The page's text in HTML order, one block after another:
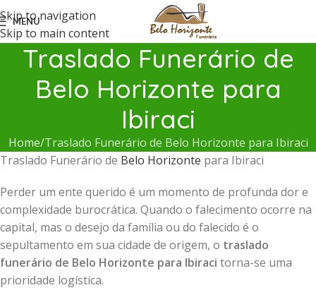
Skip to navigation
Skip to main content
MENU
Traslado Funerário de
Belo Horizonte para
Ibiraci
Home Traslado Funerário de Belo Horizonte para Ibiraci
Traslado Funerário de Belo Horizonte para Ibiraci
Perder um ente querido é um momento de profunda dor e
complexidade burocrática. Quando o falecimento ocorre na
capital, mas o desejo da família ou do falecido é o
sepultamento em sua cidade de origem, o traslado
funerário de Belo Horizonte para Ibiraci torna-se uma
prioridade logística.